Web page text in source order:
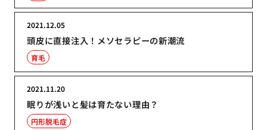
頭皮に直接注入！メソセラピーの新潮流
2021.12.05
育毛
眠りが浅いと髪は育たない理由？
2021.11.20
円形脱毛症